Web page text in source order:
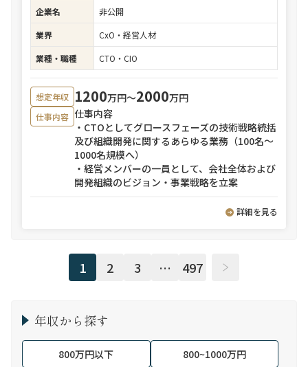
企業名
非公開
業界
CxO・経営人材
業種・職種
CTO・CIO
想定年収 1200万円〜2000万円
仕事内容 仕事内容
・CTOとしてグロースフェーズの技術戦略統括
及び組織開発に関するあらゆる業務（100名～
1000名規模へ）
・経営メンバーの一員として、会社全体および
開発組織のビジョン・事業戦略を立案
詳細を見る
1 2 3 … 497
年収から探す
800万円以下
800~1000万円